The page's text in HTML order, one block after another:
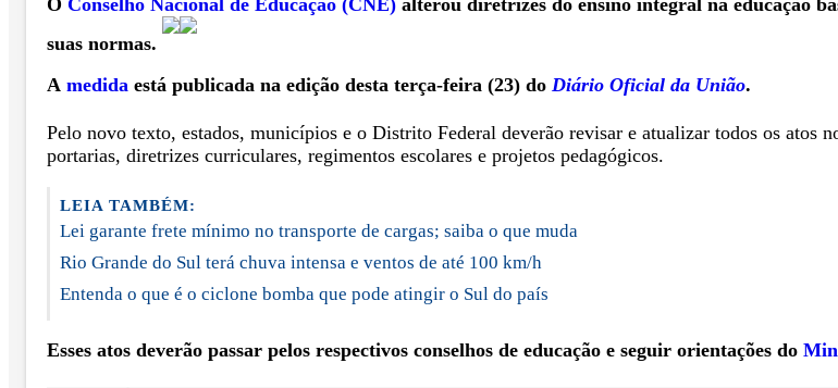
suas normas.
A medida está publicada na edição desta terça-feira (23) do Diário Oficial da União.
Pelo novo texto, estados, municípios e o Distrito Federal deverão revisar e atualizar todos os atos
portarias, diretrizes curriculares, regimentos escolares e projetos pedagógicos.
LEIA TAMBÉM:
Lei garante frete mínimo no transporte de cargas; saiba o que muda
Rio Grande do Sul terá chuva intensa e ventos de até 100 km/h
Entenda o que é o ciclone bomba que pode atingir o Sul do país
Esses atos deverão passar pelos respectivos conselhos de educação e seguir orientações do